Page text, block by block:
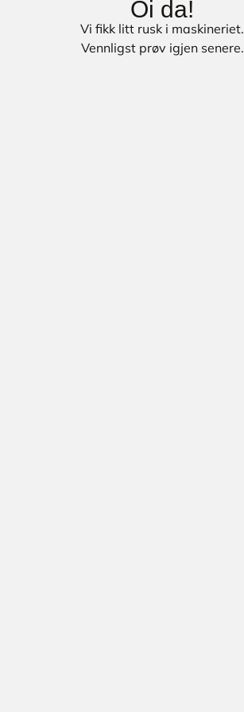
Oi da!
Vi fikk litt rusk i maskineriet.
Vennligst prøv igjen senere.